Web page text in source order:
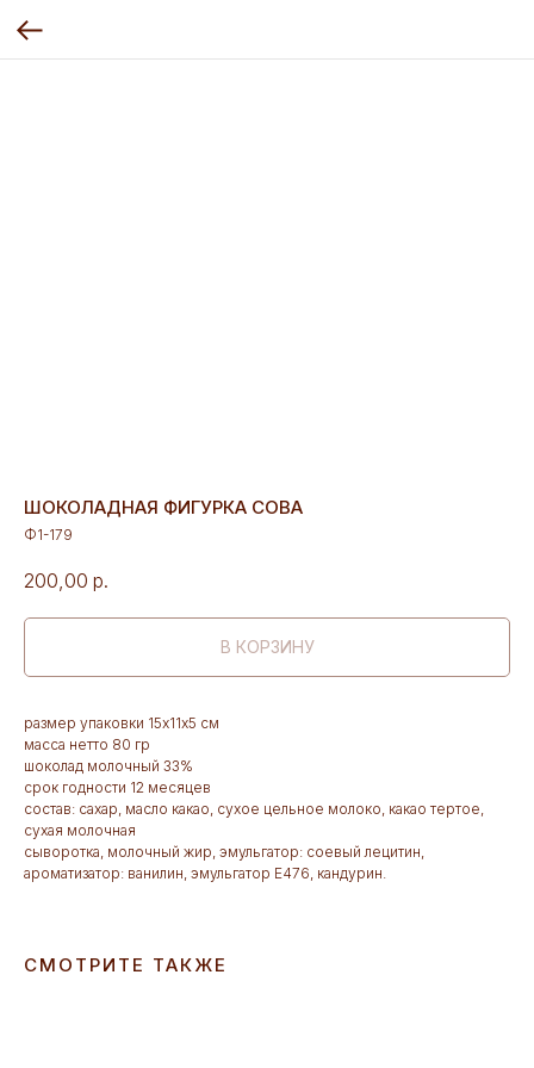
ШОКОЛАДНАЯ ФИГУРКА СОВА
Ф1-179
200,00 р.
В КОРЗИНУ
размер упаковки 15х11х5 см
масса нетто 80 гр
шоколад молочный 33%
срок годности 12 месяцев
состав: сахар, масло какао, сухое цельное молоко, какао тертое,
сухая молочная
сыворотка, молочный жир, эмульгатор: соевый лецитин,
ароматизатор: ванилин, эмульгатор Е476, кандурин.
СМОТРИТЕ ТАКЖЕ